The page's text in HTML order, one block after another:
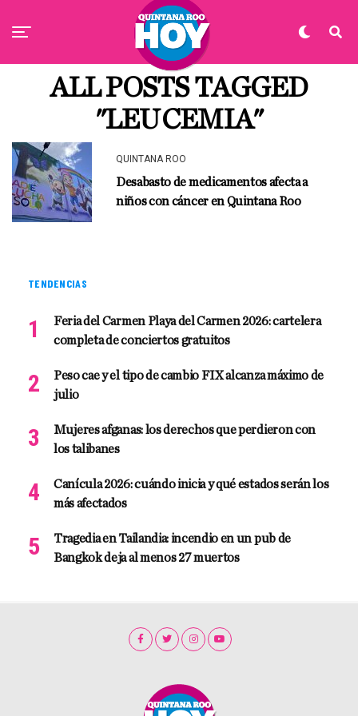
ALL POSTS TAGGED
"LEUCEMIA"
QUINTANA ROO
Desabasto de medicamentos afecta a
niños con cáncer en Quintana Roo
TENDENCIAS
Feria del Carmen Playa del Carmen 2026: cartelera
completa de conciertos gratuitos
Peso cae y el tipo de cambio FIX alcanza máximo de
julio
Mujeres afganas: los derechos que perdieron con
los talibanes
Canícula 2026: cuándo inicia y qué estados serán los
más afectados
Tragedia en Tailandia: incendio en un pub de
Bangkok deja al menos 27 muertos